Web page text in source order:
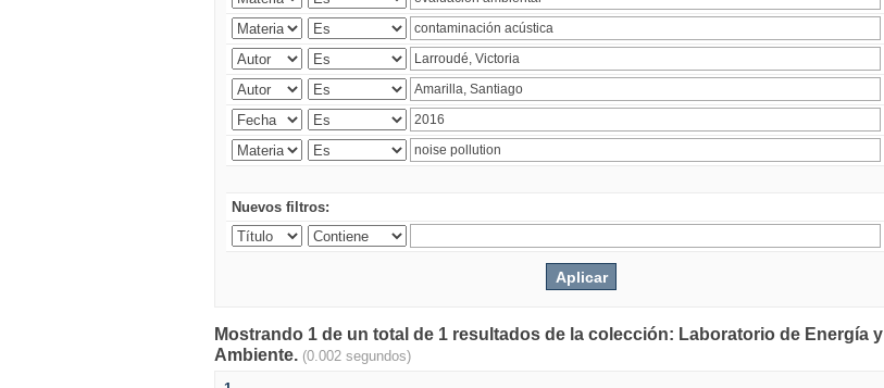
Nuevos filtros:
Mostrando 1 de un total de 1 resultados de la colección: Laboratorio de Energía y
Ambiente. (0.002 segundos)